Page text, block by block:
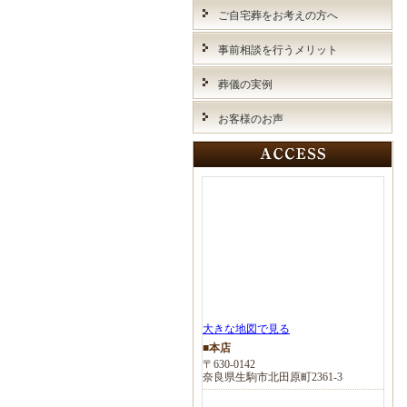
ご自宅葬をお考えの方へ
事前相談を行うメリット
葬儀の実例
お客様のお声
大きな地図で見る
■本店
〒630-0142
奈良県生駒市北田原町2361-3